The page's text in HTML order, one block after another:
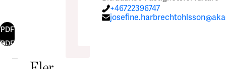
PDF
PDF
+46722396747